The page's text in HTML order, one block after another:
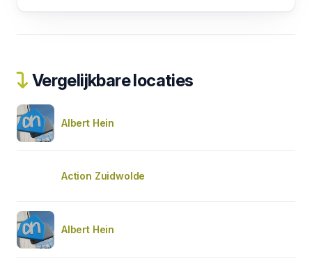
Vergelijkbare locaties
Albert Hein
Action Zuidwolde
Albert Hein